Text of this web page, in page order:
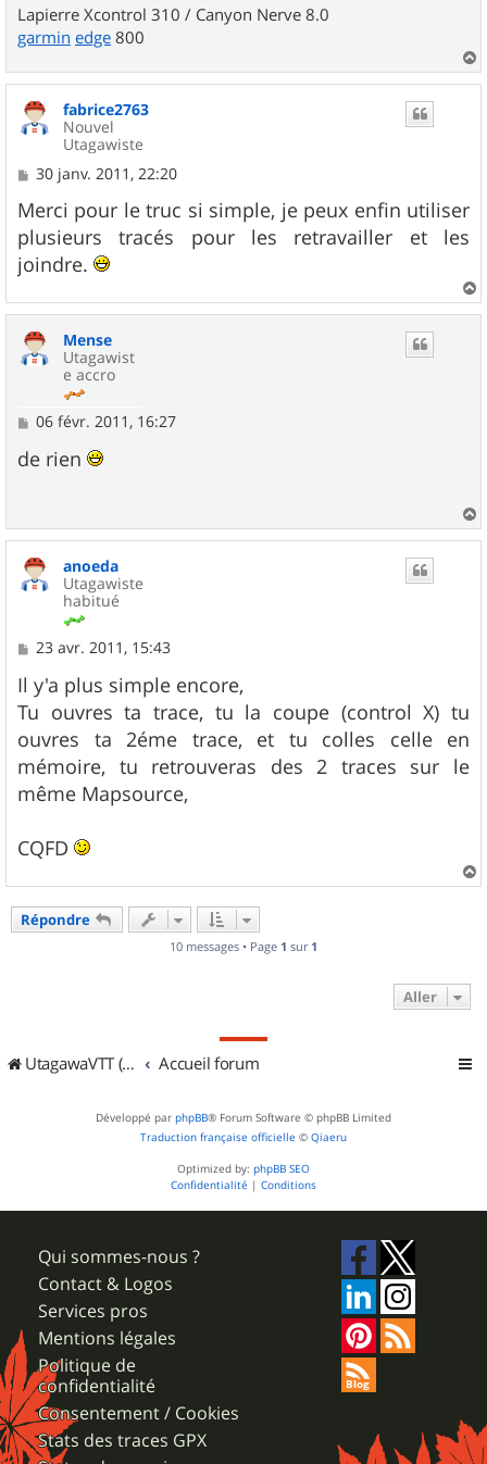
Lapierre Xcontrol 310 / Canyon Nerve 8.0
garmin edge 800
a
fabrice2763
Nouvel
Utagawiste
M
s
s
a
g
e
30 janv. 2011, 22:20
Merci pour le truc si simple, je peux enfin utiliser
plusieurs tracés pour les retravailler et les
joindre.
a
Mense
Utagawist
e accro
M
s
s
e
06 févr. 2011, 16:27
de rien
a
anoeda
Utagawiste
habitué
M
s
s
a
g
e
23 avr. 2011, 15:43
Il y'a plus simple encore,
Tu ouvres ta trace, tu la coupe (control X) tu
ouvres ta 2éme trace, et tu colles celle en
mémoire, tu retrouveras des 2 traces sur le
même Mapsource,
CQFD
a
Répondre
10 messages • Page 1 sur 1
Aller
UtagawaVTT (Randos VTT et VTTAE avec traces GPS) Accueil forum
Développé par phpBB® Forum Software © phpBB Limited
Traduction française officielle © Qiaeru
Optimized by: phpBB SEO
Confidentialité | Conditions
Qui sommes-nous ?
Contact & Logos
Services pros
Mentions légales
Politique de
confidentialité
Consentement / Cookies
Stats des traces GPX